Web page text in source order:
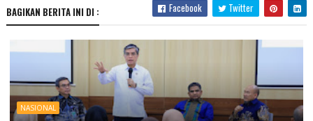
BAGIKAN BERITA INI DI : Facebook Twitter
NASIONAL